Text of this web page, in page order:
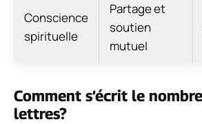
Conscience
spirituelle
Partage et
soutien
mutuel
Comment s’écrit le
lettres?